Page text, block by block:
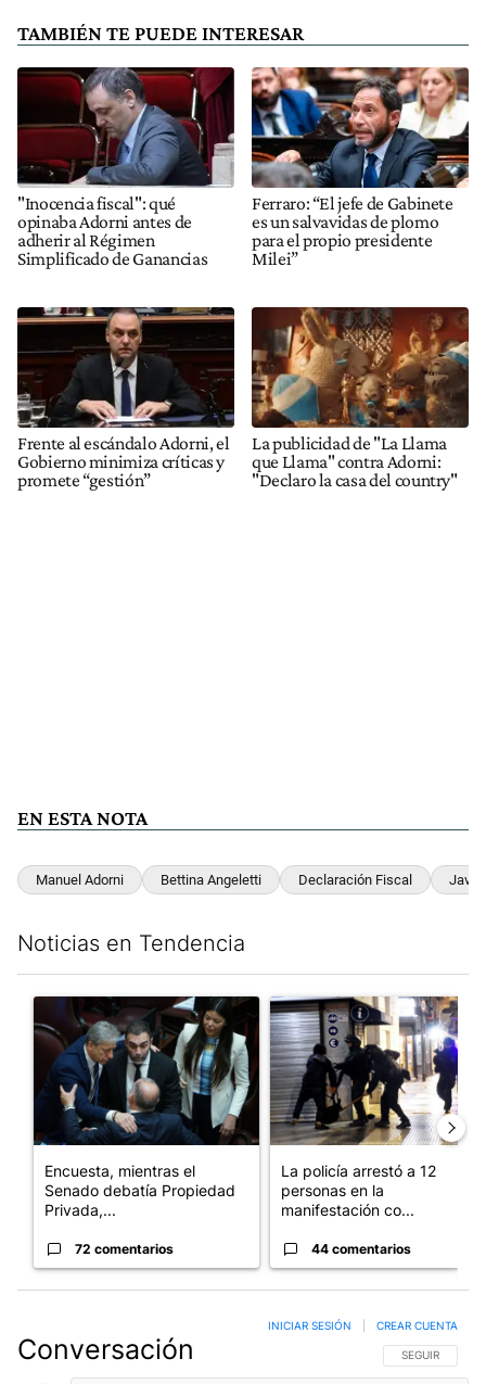
TAMBIÉN TE PUEDE INTERESAR
"Inocencia fiscal": qué
opinaba Adorni antes de
adherir al Régimen
Simplificado de Ganancias
Ferraro: “El jefe de Gabinete
es un salvavidas de plomo
para el propio presidente
Milei”
Frente al escándalo Adorni, el
Gobierno minimiza críticas y
promete “gestión”
La publicidad de "La Llama
que Llama" contra Adorni:
"Declaro la casa del country"
EN ESTA NOTA
Manuel Adorni Bettina Angeletti Declaración Fiscal
Noticias en Tendencia
Un artículo de tendencia con el título "Encuesta, mientras el
Encuesta, mientras el
Senado debatía Propiedad
Privada,...
72 comentarios
Un artículo de tendencia con
La policía arrestó a 12
personas en la
manifestación co...
44 comentarios
Conversación SIGA ESTA
SEGUIR
INICIAR SESIÓN CREAR CUENTA